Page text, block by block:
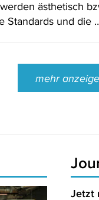
ästhetisch
Standards und die
mehr
Jetzt